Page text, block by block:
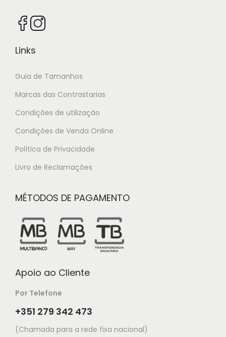
Links
Guia de Tamanhos
Marcas das Contrastarias
Condições de utilização
Condições de Venda Online
Política de Privacidade
Livro de Reclamações
MÉTODOS DE PAGAMENTO
Apoio ao Cliente
Por Telefone
+351 279 342 473
(Chamada para a rede fixa nacional)